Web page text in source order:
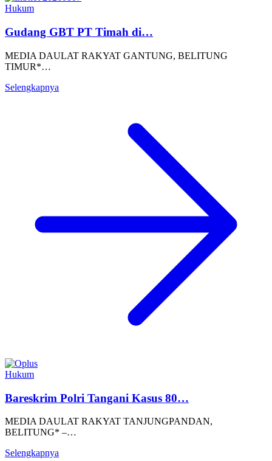
Hukum
Gudang GBT PT Timah di…
MEDIA DAULAT RAKYAT GANTUNG, BELITUNG
TIMUR*…
Selengkapnya
Hukum
Bareskrim Polri Tangani Kasus 80…
MEDIA DAULAT RAKYAT TANJUNGPANDAN,
BELITUNG* –…
Selengkapnya